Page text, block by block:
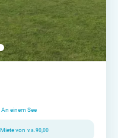
An einem See
Miete von v.a.90,00